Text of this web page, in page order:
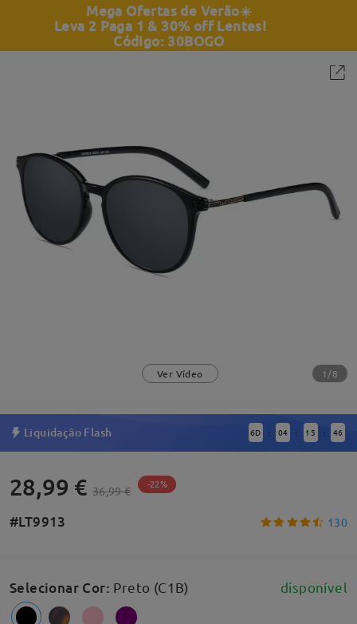
Mega Ofertas de Verão☀️
Leva 2 Paga 1 & 30% off Lentes!
Código: 30BOGO
Ver Vídeo 1/8
Liquidação Flash 6D : 04 : 15 : 45
28,99 € 36,99 € -22%
#LT9913 130
Selecionar Cor: Preto (C1B) disponível